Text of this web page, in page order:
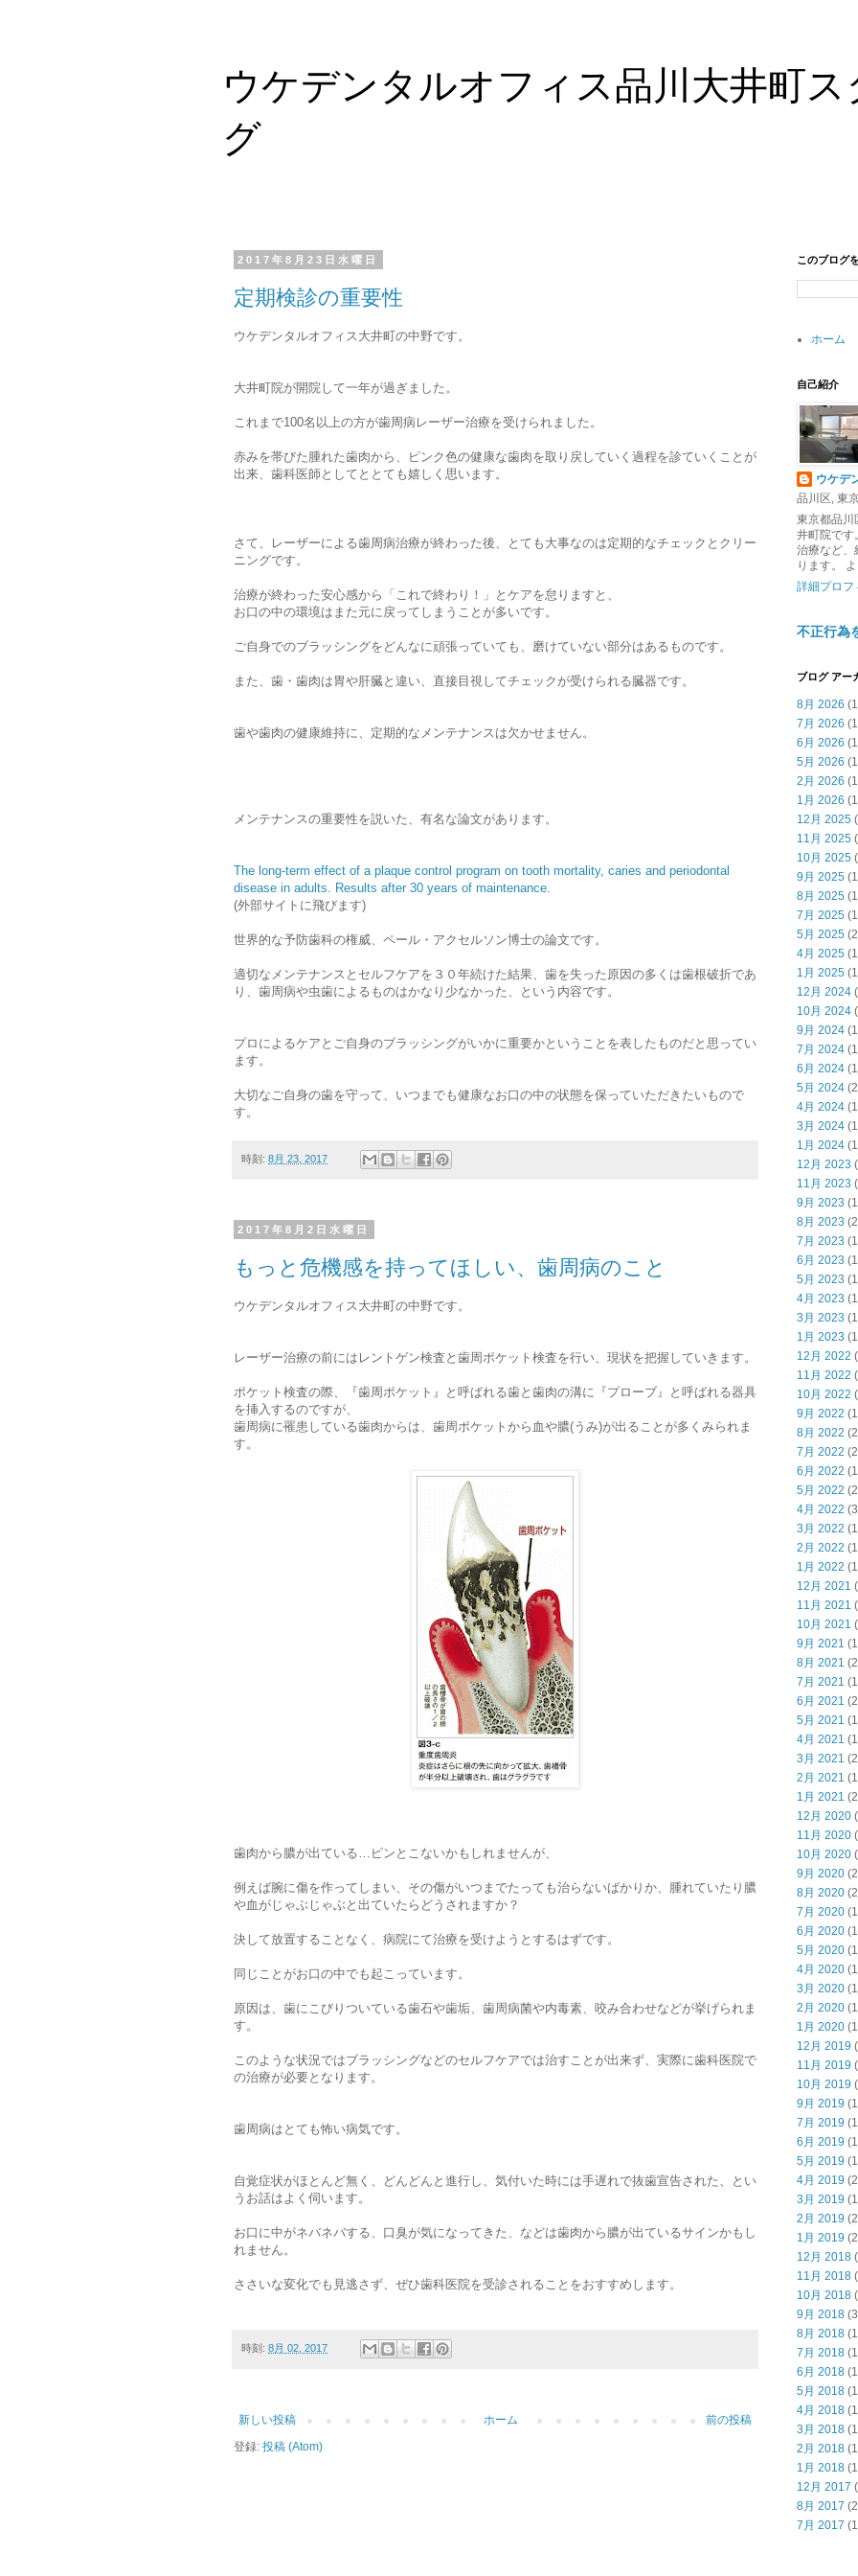
ウケデンタルオフィス品川大井町ス
グ
2017年8月23日水曜日
定期検診の重要性
ウケデンタルオフィス大井町の中野です。
大井町院が開院して一年が過ぎました。
これまで100名以上の方が歯周病レーザー治療を受けられました。
赤みを帯びた腫れた歯肉から、ピンク色の健康な歯肉を取り戻していく過程を診ていくことが
出来、歯科医師としてととても嬉しく思います。
さて、レーザーによる歯周病治療が終わった後、とても大事なのは定期的なチェックとクリー
ニングです。
治療が終わった安心感から「これで終わり！」とケアを怠りますと、
お口の中の環境はまた元に戻ってしまうことが多いです。
ご自身でのブラッシングをどんなに頑張っていても、磨けていない部分はあるものです。
また、歯・歯肉は胃や肝臓と違い、直接目視してチェックが受けられる臓器です。
歯や歯肉の健康維持に、定期的なメンテナンスは欠かせません。
メンテナンスの重要性を説いた、有名な論文があります。
The long-term effect of a plaque control program on tooth mortality, caries and periodontal
disease in adults. Results after 30 years of maintenance.
(外部サイトに飛びます)
世界的な予防歯科の権威、ペール・アクセルソン博士の論文です。
適切なメンテナンスとセルフケアを３０年続けた結果、歯を失った原因の多くは歯根破折であ
り、歯周病や虫歯によるものはかなり少なかった、という内容です。
プロによるケアとご自身のブラッシングがいかに重要かということを表したものだと思ってい
ます。
大切なご自身の歯を守って、いつまでも健康なお口の中の状態を保っていただきたいもので
す。
時刻: 8月 23, 2017
2017年8月2日水曜日
もっと危機感を持ってほしい、歯周病のこと
ウケデンタルオフィス大井町の中野です。
レーザー治療の前にはレントゲン検査と歯周ポケット検査を行い、現状を把握していきます。
ポケット検査の際、『歯周ポケット』と呼ばれる歯と歯肉の溝に『プローブ』と呼ばれる器具
を挿入するのですが、
歯周病に罹患している歯肉からは、歯周ポケットから血や膿(うみ)が出ることが多くみられま
す。
歯肉から膿が出ている…ピンとこないかもしれませんが、
例えば腕に傷を作ってしまい、その傷がいつまでたっても治らないばかりか、腫れていたり膿
や血がじゃぶじゃぶと出ていたらどうされますか？
決して放置することなく、病院にて治療を受けようとするはずです。
同じことがお口の中でも起こっています。
原因は、歯にこびりついている歯石や歯垢、歯周病菌や内毒素、咬み合わせなどが挙げられま
す。
このような状況ではブラッシングなどのセルフケアでは治すことが出来ず、実際に歯科医院で
の治療が必要となります。
歯周病はとても怖い病気です。
自覚症状がほとんど無く、どんどんと進行し、気付いた時には手遅れで抜歯宣告された、とい
うお話はよく伺います。
お口に中がネバネバする、口臭が気になってきた、などは歯肉から膿が出ているサインかもし
れません。
ささいな変化でも見逃さず、ぜひ歯科医院を受診されることをおすすめします。
時刻: 8月 02, 2017
新しい投稿 前の投稿
ホーム
登録: 投稿 (Atom)
このブログ
ホーム
自己紹介
ウケデ
品川区, 東
東京都品川
井町院です
治療など、
ります。
詳細プロフ
不正行為
ブログ アー
8月 2026
7月 2026
6月 2026
5月 2026
2月 2026
1月 2026
12月 2025
11月 2025
10月 2025
9月 2025
8月 2025
7月 2025
5月 2025
4月 2025
1月 2025
12月 2024
10月 2024
9月 2024
7月 2024
6月 2024
5月 2024
4月 2024
3月 2024
1月 2024
12月 2023
11月 2023
9月 2023
8月 2023
7月 2023
6月 2023
5月 2023
4月 2023
3月 2023
1月 2023
12月 2022
11月 2022
10月 2022
9月 2022
8月 2022
7月 2022
6月 2022
5月 2022
4月 2022
3月 2022
2月 2022
1月 2022
12月 2021
11月 2021
10月 2021
9月 2021
8月 2021
7月 2021
6月 2021
5月 2021
4月 2021
3月 2021
2月 2021
1月 2021
12月 2020
11月 2020
10月 2020
9月 2020
8月 2020
7月 2020
6月 2020
5月 2020
4月 2020
3月 2020
2月 2020
1月 2020
12月 2019
11月 2019
10月 2019
9月 2019
7月 2019
6月 2019
5月 2019
4月 2019
3月 2019
2月 2019
1月 2019
12月 2018
11月 2018
10月 2018
9月 2018
8月 2018
7月 2018
6月 2018
5月 2018
4月 2018
3月 2018
2月 2018
1月 2018
12月 2017
8月 2017
7月 2017